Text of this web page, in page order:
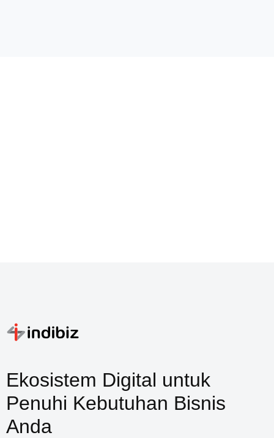
Ekosistem Digital untuk
Penuhi Kebutuhan Bisnis
Anda